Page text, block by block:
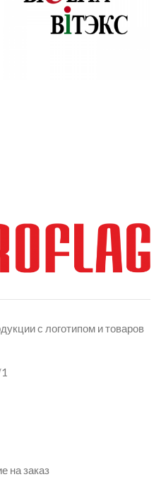
с логотипом и товаров
на заказ